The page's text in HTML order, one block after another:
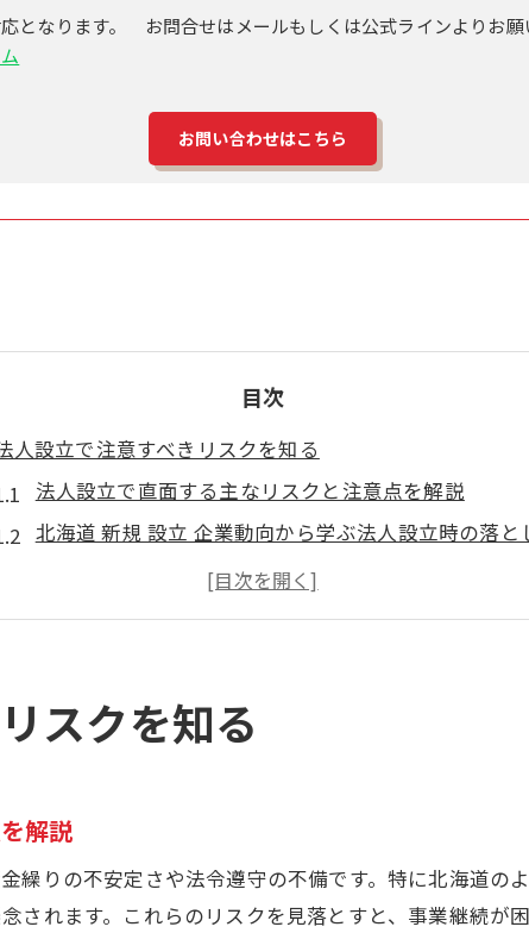
となります。 お問合せはメールもしくは公式ラインよりお
お問い合わせはこちら
目次
人設立で注意すべきリスクを知る
法人設立で直面する主なリスクと注意点を解説
北海道 新規 設立 企業動向から学ぶ法人設立時の落と
新設法人一覧を活用したリスク分析の実践方法
法人設立情報を基に失敗しやすい原因を把握しよう
地域特性が左右する法人設立の落とし穴
気候や経済環境が影響する法人設立リスクに注意
北海道 新規 設立 企業の傾向と地域リスクの関係性
岩見沢市founded todayから考える地域差の落とし穴
法人設立情報を活かした地域リスク対策の実践ポイ
スクを知る
解説
繰りの不安定さや法令遵守の不備です。特に北海道の
されます。これらのリスクを見落とすと、事業継続が